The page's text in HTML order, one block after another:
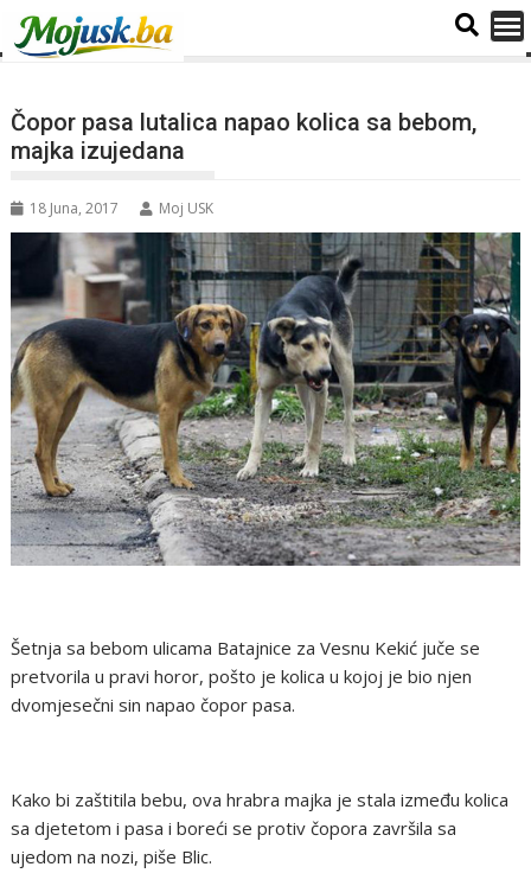
Čopor pasa lutalica napao kolica sa bebom,
majka izujedana
18 Juna, 2017 Moj USK
Šetnja sa bebom ulicama Batajnice za Vesnu Kekić juče se
pretvorila u pravi horor, pošto je kolica u kojoj je bio njen
dvomjesečni sin napao čopor pasa.
Kako bi zaštitila bebu, ova hrabra majka je stala između kolica
sa djetetom i pasa i boreći se protiv čopora završila sa
ujedom na nozi, piše Blic.